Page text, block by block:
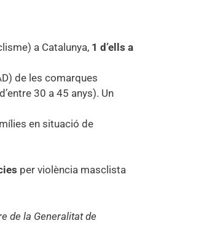
a Catalunya, 1 d’ells a
de les comarques
30 a 45 anys). Un
en situació de
per violència masclista
de la Generalitat de